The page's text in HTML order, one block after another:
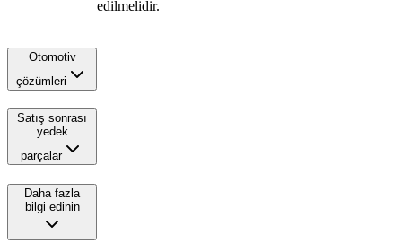
edilmelidir.
Otomotiv
çözümleri
Satış sonrası
yedek
parçalar
Daha fazla
bilgi edinin